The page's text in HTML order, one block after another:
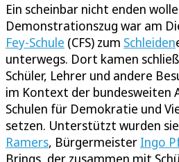
Ein scheinbar nicht enden
Demonstrationszug war am
Fey-Schule (CFS) zum Schleiden
unterwegs. Dort kamen
Schüler, Lehrer und andere
im Kontext der bundesweiten
Schulen für Demokratie und
setzen. Unterstützt wurden
Ramers, Bürgermeister Ingo